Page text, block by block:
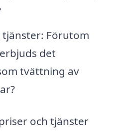
Förutom
det
tvättning av
och tjänster